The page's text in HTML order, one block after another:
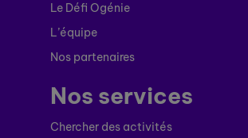
Le Défi Ogénie
L’équipe
Nos partenaires
Nos services
Chercher des activités